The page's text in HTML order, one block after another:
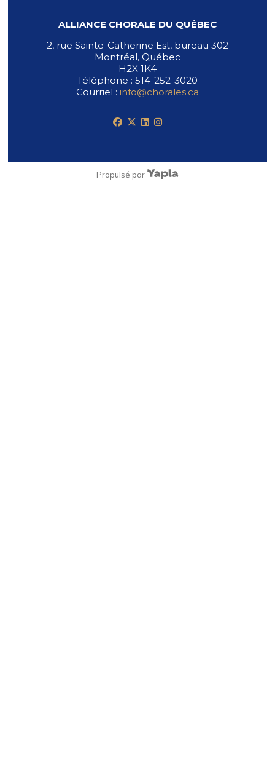
ALLIANCE CHORALE DU QUÉBEC
2, rue Sainte-Catherine Est, bureau 302
Montréal, Québec
H2X 1K4
Téléphone : 514-252-3020
Courriel : info@chorales.ca
facebook
x-twitterlinkedininstagram
Propulsé par